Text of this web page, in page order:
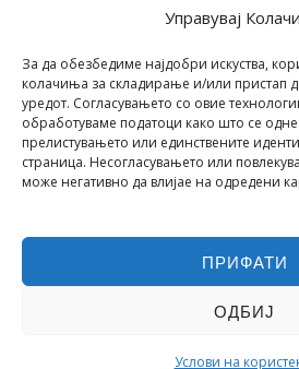
Управувај
За да обезбедиме најдобри искуства,
колачиња за складирање и/или пристап
уредот. Согласувањето со овие
обработуваме податоци како што се
прелистувањето или единствените
страница. Несогласувањето или
може негативно да влијае на одредени
ПРИФАТИ
ОДБИЈ
Услови на
Квалитет, Стил,